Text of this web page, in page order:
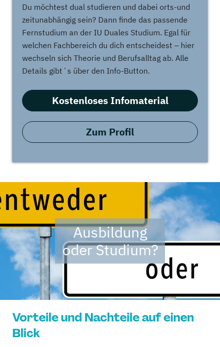
Du möchtest dual studieren und dabei orts-und
zeitunabhängig sein? Dann finde das passende
Fernstudium an der IU Duales Studium. Egal für
welchen Fachbereich du dich entscheidest – hier
wechseln sich Theorie und Berufsalltag ab. Alle
Details gibt´s über den Info-Button.
Kostenloses Infomaterial
Zum Profil
Ausbildung
oder Studium?
Vorteile und Nachteile auf einen
Blick